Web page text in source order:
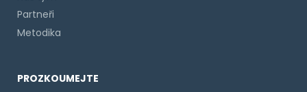
Partneři
Metodika
PROZKOUMEJTE